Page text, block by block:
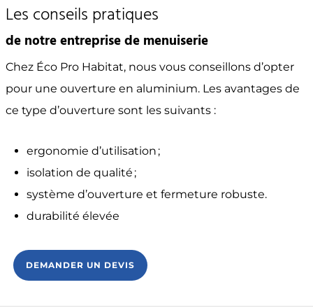
Les conseils pratiques
de notre entreprise de menuiserie
Chez Éco Pro Habitat, nous vous conseillons d’opter
pour une ouverture en aluminium. Les avantages de
ce type d’ouverture sont les suivants :
ergonomie d’utilisation ;
isolation de qualité ;
système d’ouverture et fermeture robuste.
durabilité élevée
DEMANDER UN DEVIS